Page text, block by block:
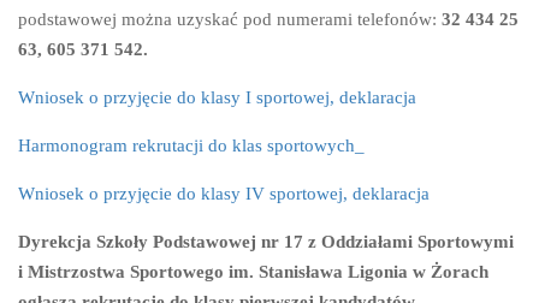
podstawowej można uzyskać pod numerami telefonów: 32 434 25
63, 605 371 542.
Wniosek o przyjęcie do klasy I sportowej, deklaracja
Harmonogram rekrutacji do klas sportowych
Wniosek o przyjęcie do klasy IV sportowej, deklaracja
Dyrekcja Szkoły Podstawowej nr 17 z Oddziałami Sportowymi
i Mistrzostwa Sportowego im. Stanisława Ligonia w Żorach